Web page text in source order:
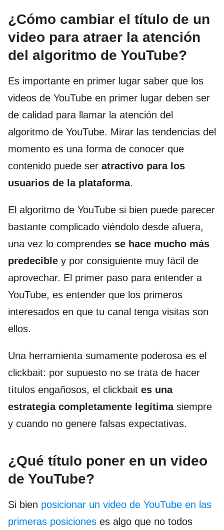
¿Cómo cambiar el título de un
video para atraer la atención
del algoritmo de YouTube?
Es importante en primer lugar saber que los
videos de YouTube en primer lugar deben ser
de calidad para llamar la atención del
algoritmo de YouTube. Mirar las tendencias del
momento es una forma de conocer que
contenido puede ser atractivo para los
usuarios de la plataforma.
El algoritmo de YouTube si bien puede parecer
bastante complicado viéndolo desde afuera,
una vez lo comprendes se hace mucho más
predecible y por consiguiente muy fácil de
aprovechar. El primer paso para entender a
YouTube, es entender que los primeros
interesados en que tu canal tenga visitas son
ellos.
Una herramienta sumamente poderosa es el
clickbait: por supuesto no se trata de hacer
títulos engañosos, el clickbait es una
estrategia completamente legítimasiempre
y cuando no genere falsas expectativas.
¿Qué título poner en un video
de YouTube?
Si bien posicionar un video de YouTube en las
primeras posiciones es algo que no todos